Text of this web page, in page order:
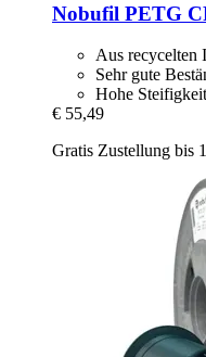
Nobufil PETG
Aus recycelten
Sehr gute
Hohe
€ 55,49
Gratis Zustellung bis